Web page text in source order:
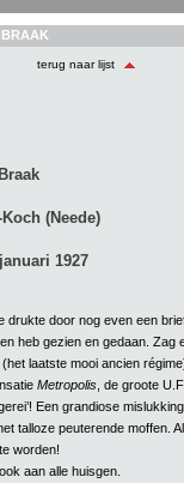
BRAAK
terug naar lijst
(Neede)
1927
drukte door nog even een
heb gezien en gedaan. Zag
laatste mooi ancien
Metropolis, de groote
Een grandiose
talloze peuterende moffen.
worden!
aan alle huisgen.